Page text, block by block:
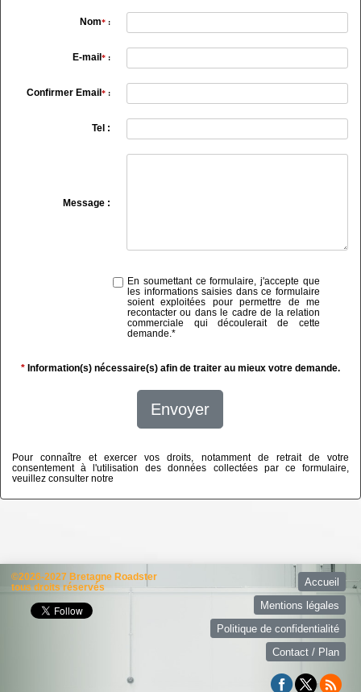
Nom*:
E-mail *:
Confirmer Email *:
Tel :
Message :
En soumettant ce formulaire, j'accepte que
les informations saisies dans ce formulaire
soient exploitées pour permettre de me
recontacter ou dans le cadre de la relation
commerciale qui découlerait de cette
demande.*
* Information(s) nécessaire(s) afin de traiter au mieux votre demande.
Envoyer
Pour connaître et exercer vos droits, notamment de retrait de votre
consentement à l'utilisation des données collectées par ce formulaire,
veuillez consulter notre
©2026-2027 Bretagne Roadster
tous droits réservés
Accueil
Mentions légales
Politique de confidentialité
Contact / Plan